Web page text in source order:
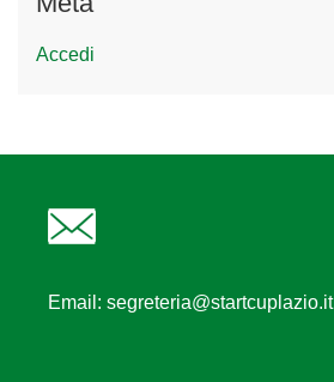
Accedi
Email: segreteria@startcuplazio.it